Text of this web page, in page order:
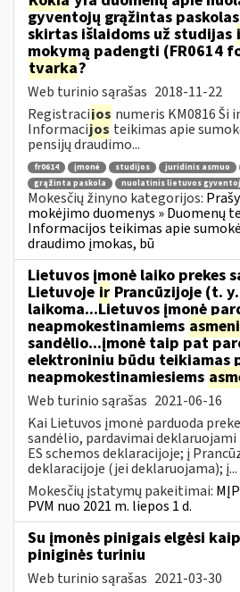
gyventojų grąžintas
skirtas išlaidoms už studijas
mokymą padengti (FR0614
tvarka?
Web turinio sąrašas 2018-11-22
Registracijos numeris KM0816 Ši
Informacijosteikimas apie
pensijų draudimo...
fr0614 įmonė studijos juridinis asmuo
grąžinta paskola
nuolatinis lietuvos
Mokesčių žinyno kategorijos:
mokėjimo duomenys » Duomenų
Informacijos teikimas apie
draudimo įmokas, bū
Lietuvos įmonė laiko prekes
Lietuvoje ir Prancūzijoje (t. y.
laikoma...Lietuvos įmonė
neapmokestinamiems
sandėlio...įmonė taip pat
elektroniniu būdu teikiamas
neapmokestinamiesiems
Web turinio sąrašas 2021-06-16
Kai Lietuvos įmonė parduoda
sandėlio, pardavimai deklaruojami
ES schemos deklaracijoje; į
deklaracijoje (jei deklaruojama); į...
Mokesčių įstatymų pakeitimai:
PVM nuo 2021 m. liepos 1 d.
Su įmonės pinigais elgėsi
piniginės turiniu
Web turinio sąrašas 2021-03-30